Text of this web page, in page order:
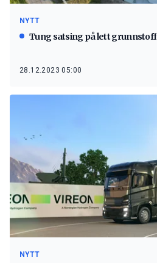
NYTT
Tung satsing på lett grunnstoff
28.12.2023 05:00
NYTT